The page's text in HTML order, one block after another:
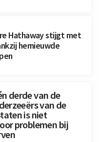
Hathaway stijgt met
hernieuwde
derde van de
van de
is niet
problemen bij